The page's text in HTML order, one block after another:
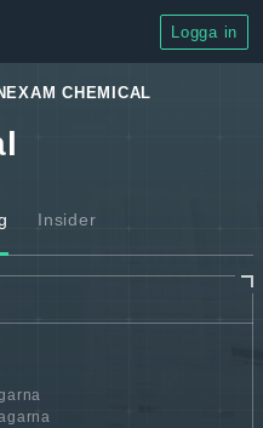
Logga in
CHEMICAL
Insider